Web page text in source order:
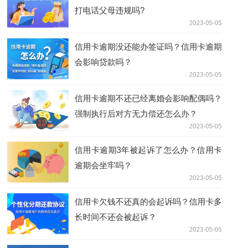
打电话父母违规吗?
2023-05-05
信用卡逾期没还能办签证吗？信用卡逾期
会影响贷款吗？
2023-05-05
信用卡逾期不还已经离婚会影响配偶吗？
强制执行后对方无力偿还怎么办？
2023-05-05
信用卡逾期3年被起诉了怎么办？信用卡
逾期会坐牢吗？
2023-05-05
信用卡欠钱不还真的会起诉吗？信用卡多
长时间不还会被起诉？
2023-05-05